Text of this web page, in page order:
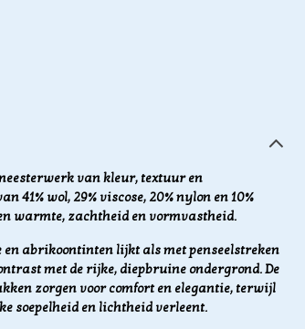
van kleur, textuur en
41% wol, 29% viscose, 20% nylon en 10%
warmte, zachtheid en vormvastheid.
abrikoontinten lijkt als met penseelstreken
met de rijke, diepbruine ondergrond.De
zorgen voor comfort en elegantie, terwijl
soepelheid en lichtheid verleent.